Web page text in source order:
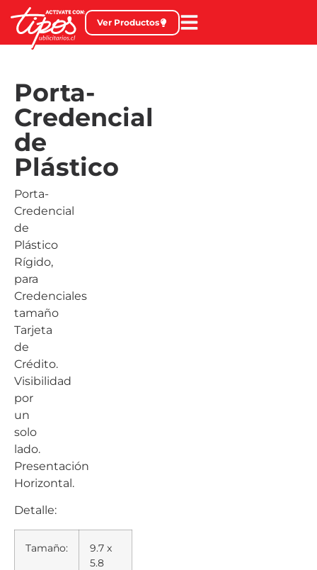
Ver Productos
Porta-
Credencial
de
Plástico
Porta-
Credencial
de
Plástico
Rígido,
para
Credenciales
tamaño
Tarjeta
de
Crédito.
Visibilidad
por
un
solo
lado.
Presentación
Horizontal.
Detalle:
Tamaño:
9.7 x
5.8